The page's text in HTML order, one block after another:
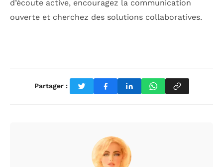
d’écoute active, encouragez la communication
ouverte et cherchez des solutions collaboratives.
Partager :